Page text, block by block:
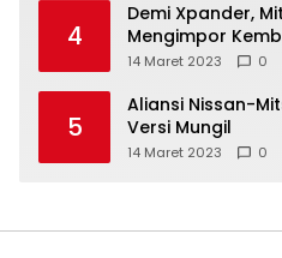
4
Demi Xpander,
Mengimpor
14 Maret 2023 0
5
Aliansi Nissan-
Versi Mungil
14 Maret 2023 0